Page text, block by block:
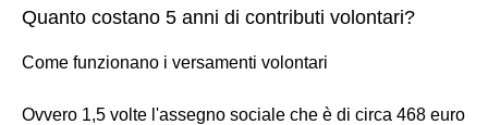
Quanto costano 5 anni di contributi volontari?
Come funzionano i versamenti volontari
Ovvero 1,5 volte l'assegno sociale che è di circa 468 euro